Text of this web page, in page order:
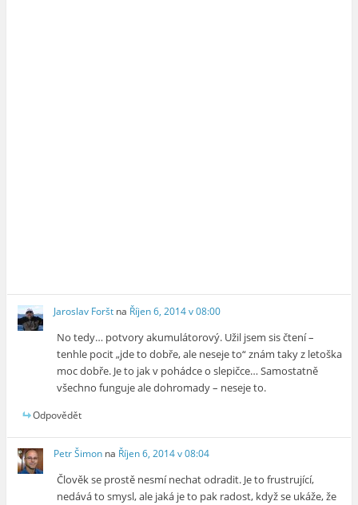
Jaroslav Foršt na Říjen 6, 2014 v 08:00
No tedy… potvory akumulátorový. Užil jsem sis čtení –
tenhle pocit „jde to dobře, ale neseje to“ znám taky z letoška
moc dobře. Je to jak v pohádce o slepičce… Samostatně
všechno funguje ale dohromady – neseje to.
Odpovědět
Petr Šimon na Říjen 6, 2014 v 08:04
Člověk se prostě nesmí nechat odradit. Je to frustrující,
nedává to smysl, ale jaká je to pak radost, když se ukáže, že